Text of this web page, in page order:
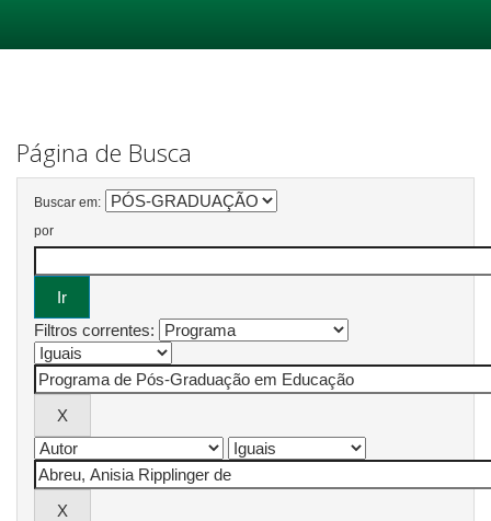
Página de Busca
Buscar em:
por
Filtros correntes: